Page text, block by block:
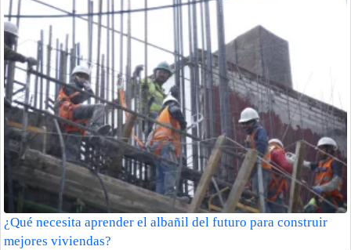
¿Qué necesita aprender el albañil del futuro para construir
mejores viviendas?